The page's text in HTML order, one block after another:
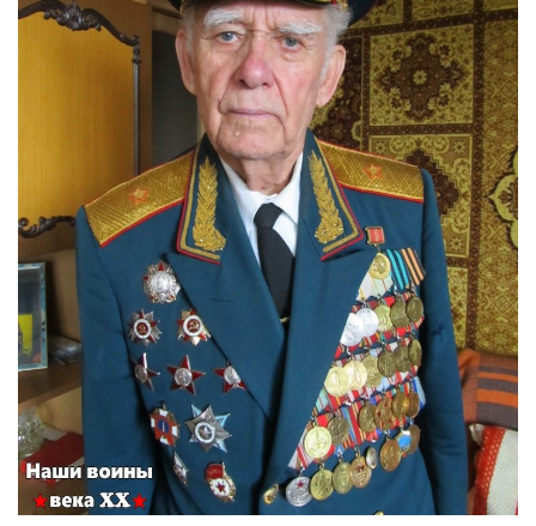
Александр
Фёдорович
Фень